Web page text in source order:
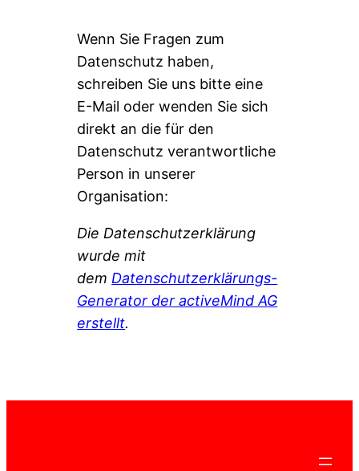
Wenn Sie Fragen zum
Datenschutz haben,
schreiben Sie uns bitte eine
E-Mail oder wenden Sie sich
direkt an die für den
Datenschutz verantwortliche
Person in unserer
Organisation:
Die Datenschutzerklärung
wurde mit
dem Datenschutzerklärungs-
Generator der activeMind AG
erstellt.